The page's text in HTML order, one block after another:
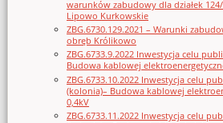
warunków zabudowy dla działek
Lipowo Kurkowskie
ZBG.6730.129.2021 – Warunki
obręb Królikowo
ZBG.6733.9.2022 Inwestycja celu
Budowa kablowej
ZBG.6733.10.2022 Inwestycja celu
(kolonia)– Budowa kablowej
0,4kV
ZBG.6733.11.2022 Inwestycja celu